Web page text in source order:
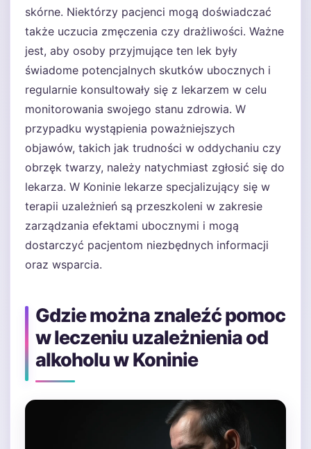
skórne. Niektórzy pacjenci mogą doświadczać
także uczucia zmęczenia czy drażliwości. Ważne
jest, aby osoby przyjmujące ten lek były
świadome potencjalnych skutków ubocznych i
regularnie konsultowały się z lekarzem w celu
monitorowania swojego stanu zdrowia. W
przypadku wystąpienia poważniejszych
objawów, takich jak trudności w oddychaniu czy
obrzęk twarzy, należy natychmiast zgłosić się do
lekarza. W Koninie lekarze specjalizujący się w
terapii uzależnień są przeszkoleni w zakresie
zarządzania efektami ubocznymi i mogą
dostarczyć pacjentom niezbędnych informacji
oraz wsparcia.
Gdzie można znaleźć pomoc
w leczeniu uzależnienia od
alkoholu w Koninie